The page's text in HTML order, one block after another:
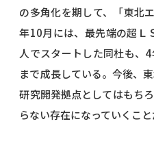
の多角化を期して、「東北
年10月には、最先端の超Ｌ
人でスタートした同杜も、
まで成長している。今後、
研究開発拠点としてはもち
らない存在になっていくこと